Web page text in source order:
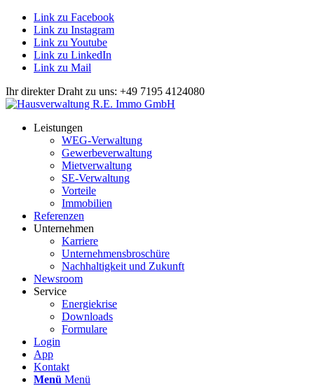
Link zu Facebook
Link zu Instagram
Link zu Youtube
Link zu LinkedIn
Link zu Mail
Ihr direkter Draht zu uns: +49 7195 4124080
Leistungen
WEG-Verwaltung
Gewerbeverwaltung
Mietverwaltung
SE-Verwaltung
Vorteile
Immobilien
Referenzen
Unternehmen
Karriere
Unternehmensbroschüre
Nachhaltigkeit und Zukunft
Newsroom
Service
Energiekrise
Downloads
Formulare
Login
App
Kontakt
Menü Menü